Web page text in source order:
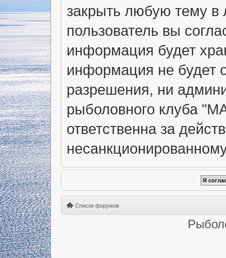
закрыть любую тему
пользователь вы
информация будет
информация не будет
разрешения, ни
рыболовного клуба
ответственна за
Список форумов